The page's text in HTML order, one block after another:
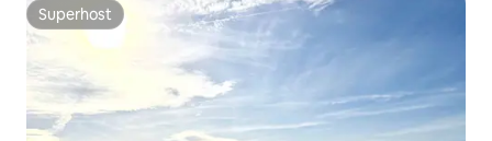
Superhost
Superhost